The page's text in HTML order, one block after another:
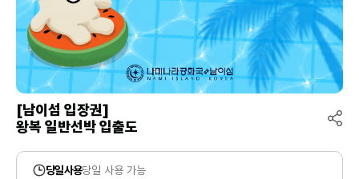
[남이섬 입장권]
왕복 일반선박 입출도
당일사용당일 사용 가능